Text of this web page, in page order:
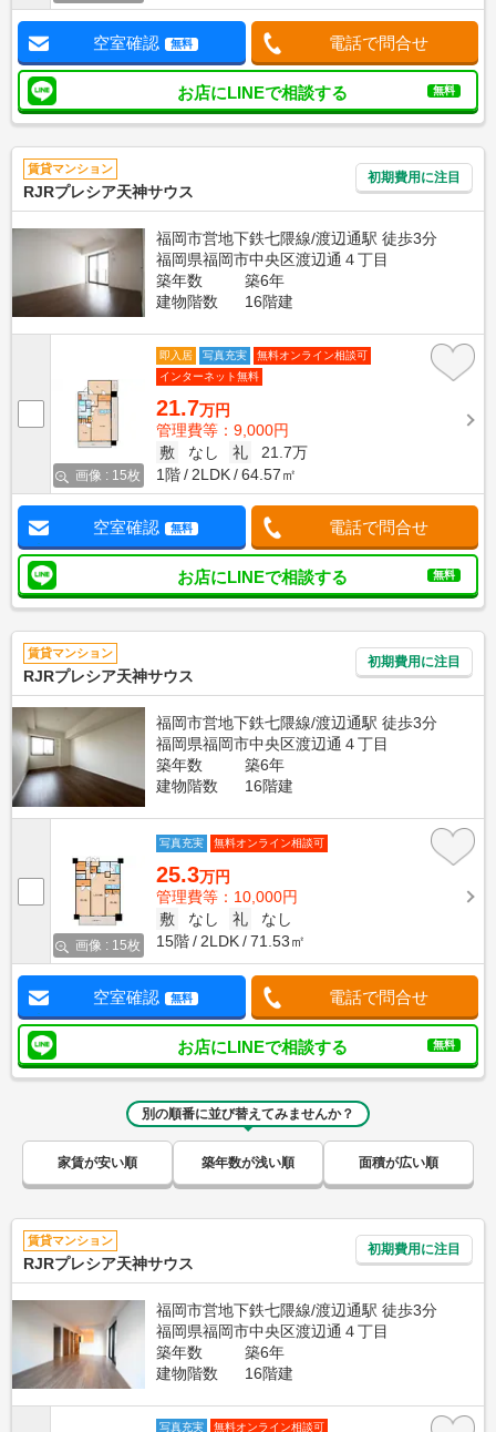
空室確認 無料 電話で問合せ
お店にLINEで相談する 無料
賃貸マンション
RJRプレシア天神サウス
初期費用に注目
福岡市営地下鉄七隈線/渡辺通駅 徒歩3分
福岡県福岡市中央区渡辺通４丁目
築年数
築6年
建物階数
16階建
画像 : 15枚
即入居 写真充実
無料オンライン相談可
インターネット無料
21.7万円
管理費等：9,000円
敷
なし 礼
21.7万
1階
2LDK 64.57㎡
空室確認 無料 電話で問合せ
お店にLINEで相談する 無料
賃貸マンション
RJRプレシア天神サウス
初期費用に注目
福岡市営地下鉄七隈線/渡辺通駅 徒歩3分
福岡県福岡市中央区渡辺通４丁目
築年数
築6年
建物階数
16階建
画像 : 15枚
写真充実 無料オンライン相談可
25.3万円
管理費等：10,000円
敷
なし 礼
なし
15階
2LDK 71.53㎡
空室確認 無料 電話で問合せ
お店にLINEで相談する 無料
別の順番に並び替えてみませんか？
家賃が安い順 築年数が浅い順 面積が広い順
賃貸マンション
RJRプレシア天神サウス
初期費用に注目
福岡市営地下鉄七隈線/渡辺通駅 徒歩3分
福岡県福岡市中央区渡辺通４丁目
築年数
築6年
建物階数
16階建
写真充実 無料オンライン相談可